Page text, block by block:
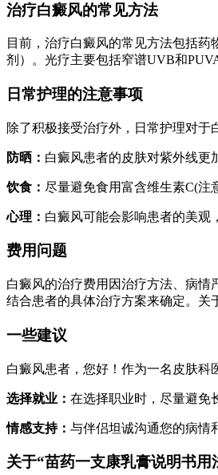
治疗白癜风的常见方法
目前，治疗白癜风的常见方法包括
剂）。光疗主要包括窄谱UVB和
日常护理的注意事项
除了积极接受治疗外，日常护理对于
防晒： 白癜风患者的皮肤对紫外线更
饮食： 尽量避免食用富含维生素C(注
心理： 白癜风可能会影响患者的美观
费用问题
白癜风的治疗费用因治疗方法、病
结合患者的具体治疗方案来确定。关
一些建议
白癜风患者，您好！作为一名皮肤科
选择就业： 在选择职业时，尽量避免
情感支持： 与伴侣坦诚沟通您的病情
关于“苗药一支康乳膏说明书